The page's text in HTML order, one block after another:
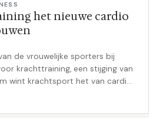
het nieuwe cardio
de vrouwelijke sporters bij
krachttraining, een stijging van
wint krachtsport het van cardio,
mee?